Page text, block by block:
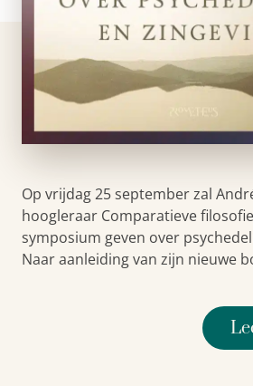
Op vrijdag 25 september zal
hoogleraar Comparatieve
symposium geven over
Naar aanleiding van zijn nieuwe